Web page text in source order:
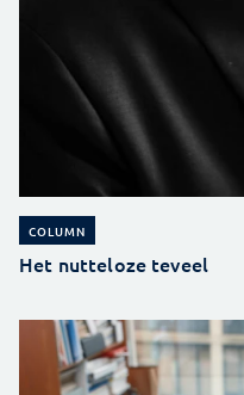
COLUMN
Het nutteloze teveel